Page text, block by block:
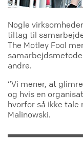
Nogle
tiltag til
The Motley Fool
andre.
“Vi mener, at
og hvis en
hvorfor så ikke tale
Malinowski.